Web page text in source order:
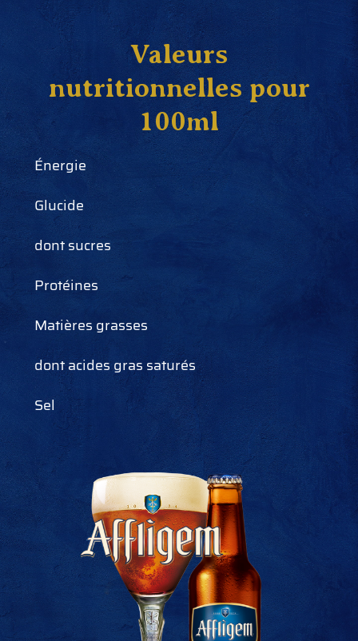
Valeurs
nutritionnelles pour
100ml
Énergie
Glucide
dont sucres
Protéines
Matières grasses
dont acides gras saturés
Sel